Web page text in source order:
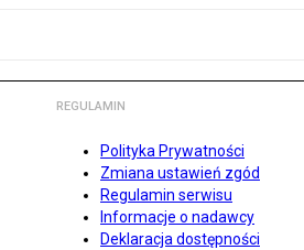
REGULAMIN
Polityka Prywatności
Zmiana ustawień zgód
Regulamin serwisu
Informacje o nadawcy
Deklaracja dostępności